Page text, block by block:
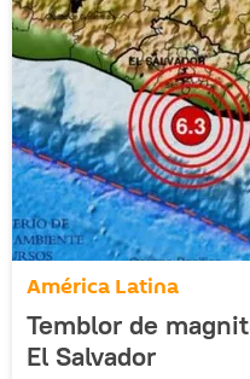
América Latina
Temblor de
El Salvador